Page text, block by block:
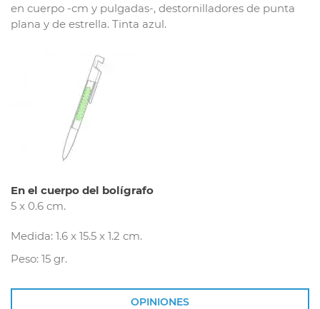
en cuerpo -cm y pulgadas-, destornilladores de punta
plana y de estrella. Tinta azul.
En el cuerpo del bolígrafo
5 x 0.6 cm.
Medida: 1.6 x 15.5 x 1.2 cm.
Peso: 15 gr.
OPINIONES